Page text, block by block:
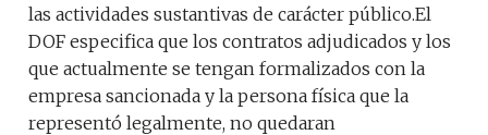
las actividades sustantivas de carácter público.El
DOF especifica que los contratos adjudicados y los
que actualmente se tengan formalizados con la
empresa sancionada y la persona física que la
representó legalmente, no quedaran